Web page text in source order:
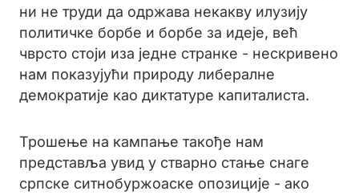
ни не труди да одржава некакву илузију
политичке борбе и борбе за идеје, већ
чврсто стоји иза једне странке - нескривено
нам показујући природу либералне
демократије као диктатуре капиталиста.
Трошење на кампање такође нам
представља увид у стварно стање снаге
српске ситнобуржоаске опозиције - ако